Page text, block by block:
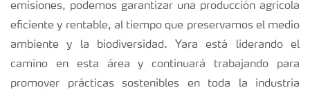
emisiones, podemos garantizar una producción agrícola
eficiente y rentable, al tiempo que preservamos el medio
ambiente y la biodiversidad. Yara está liderando el
camino en esta área y continuará trabajando para
promover prácticas sostenibles en toda la industria